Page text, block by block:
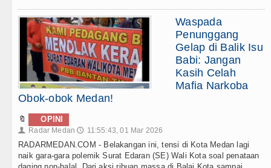
Waspada
Penunggang
Gelap di Balik Isu
Babi: Jangan
Kasih Celah
Mafia Narkoba
Obok-obok Medan!
🔖 OPINI
👤 Radar Medan 🕔 11:55:43, 01 Mar 2026
RADARMEDAN.COM - Belakangan ini, tensi di Kota Medan lagi
naik gara-gara polemik Surat Edaran (SE) Wali Kota soal penataan